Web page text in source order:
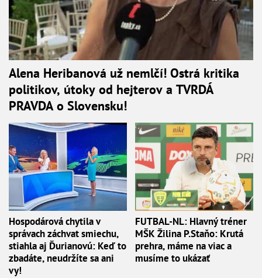
Alena Heribanová už nemlčí! Ostrá kritika
politikov, útoky od hejterov a TVRDÁ
PRAVDA o Slovensku!
Hospodárová chytila v
správach záchvat smiechu,
stiahla aj Ďurianovú: Keď to
zbadáte, neudržíte sa ani
vy!
FUTBAL-NL: Hlavný tréner
MŠK Žilina P.Staňo: Krutá
prehra, máme na viac a
musíme to ukázať